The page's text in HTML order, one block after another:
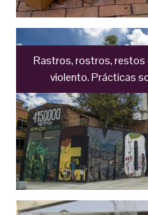
Rastros, rostros, restos
violento. Prácticas